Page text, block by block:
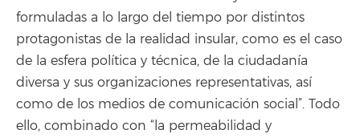
formuladas a lo largo del tiempo por distintos
protagonistas de la realidad insular, como es el caso
de la esfera política y técnica, de la ciudadanía
diversa y sus organizaciones representativas, así
como de los medios de comunicación social”. Todo
ello, combinado con “la permeabilidad y